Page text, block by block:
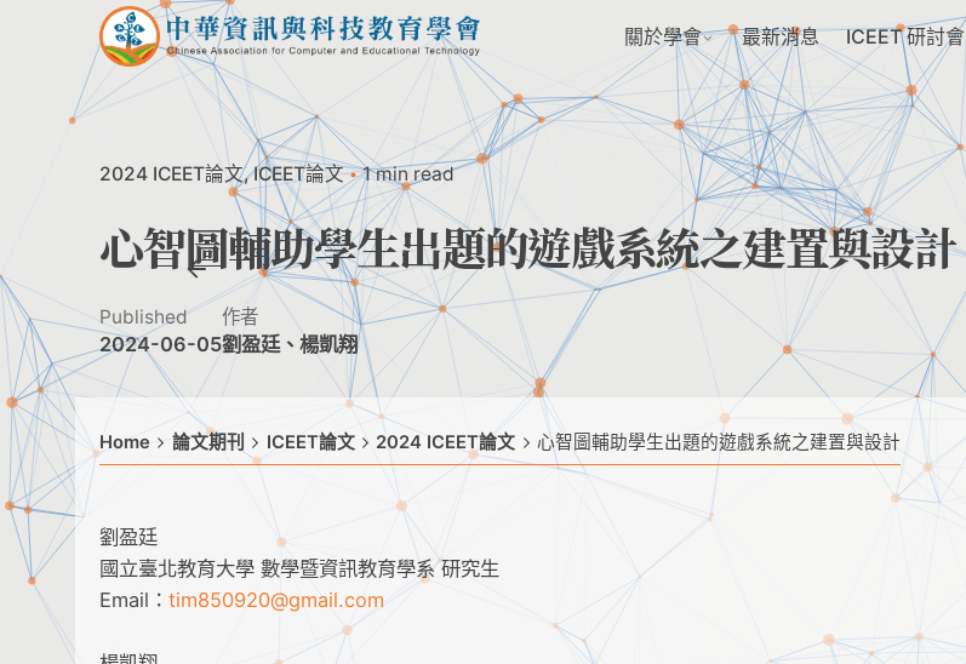
關於學會 最新消息 ICEET 研討會
2024 ICEET論文 ICEET論文 1 min read
心智圖輔助學生出題的遊戲系統之建置與設計
Published
2024-06-05
作者
劉盈廷、楊凱翔
Home 論文期刊 ICEET論文 2024 ICEET論文 心智圖輔助學生出題的遊戲系統之建置與設計
劉盈廷
國立臺北教育大學 數學暨資訊教育學系 研究生
Email： tim850920@gmail.com